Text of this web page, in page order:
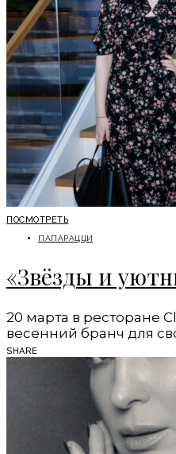
ОБЩЕСТВО
ПОСМОТРЕТЬ
ПАПАРАЦЦИ
«Звёзды и
20 марта в ресторане
весенний бранч для
SHARE